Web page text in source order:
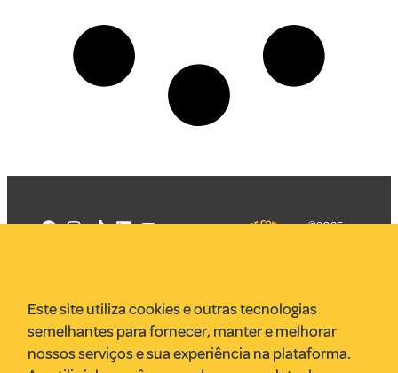
VR Assessoria
Parcerias
Envie uma pauta
©2025
Este site utiliza cookies e outras tecnologias
semelhantes para fornecer, manter e melhorar
nossos serviços e sua experiência na plataforma.